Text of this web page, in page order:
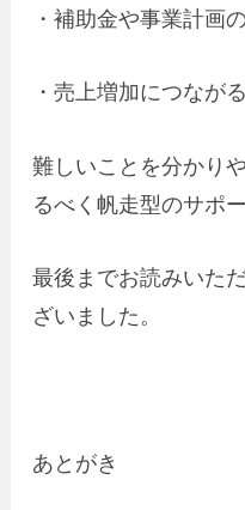
・補助金や事業計画
・売上増加につなが
難しいことを分かり
るべく帆走型のサポ
最後までお読みいた
ざいました。
あとがき